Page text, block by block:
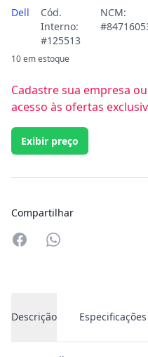
Dell
Cód.
Interno:
#125513
NCM:
10 em estoque
Cadastre sua empresa
acesso às ofertas
Exibir preço
Compartilhar
Compartilhar no
Descrição Especificações